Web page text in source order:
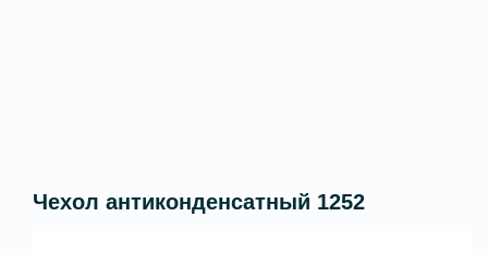
Чехол антиконденсатный 1252